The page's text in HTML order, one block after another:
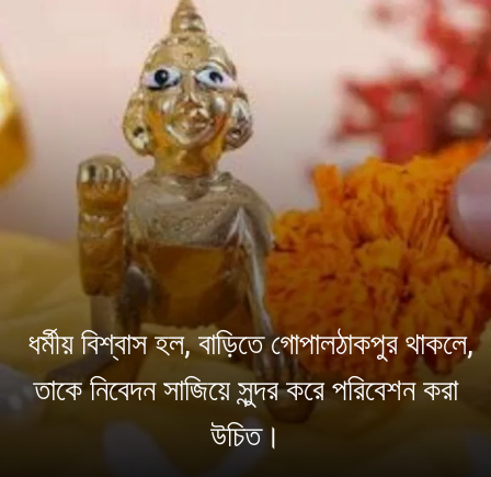
ধর্মীয় বিশ্বাস হল, বাড়িতে গোপালঠাকপুর থাকলে,
তাকে নিবেদন সাজিয়ে সুন্দর করে পরিবেশন করা
উচিত।